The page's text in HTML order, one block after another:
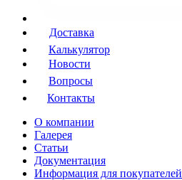
Доставка
Калькулятор
Новости
Вопросы
Контакты
О компании
Галерея
Статьи
Документация
Информация для покупателей